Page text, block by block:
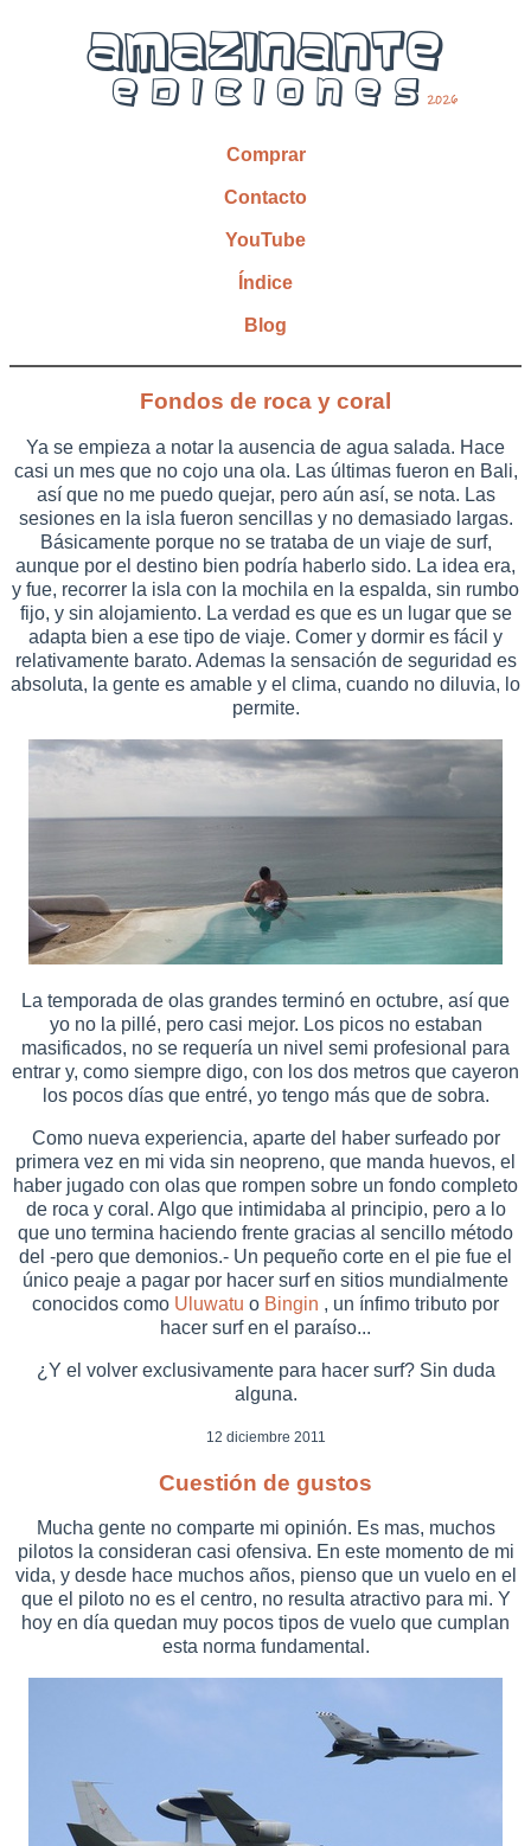
Comprar
Contacto
YouTube
Índice
Blog
Fondos de roca y coral
Ya se empieza a notar la ausencia de agua salada. Hace
casi un mes que no cojo una ola. Las últimas fueron en Bali,
así que no me puedo quejar, pero aún así, se nota. Las
sesiones en la isla fueron sencillas y no demasiado largas.
Básicamente porque no se trataba de un viaje de surf,
aunque por el destino bien podría haberlo sido. La idea era,
y fue, recorrer la isla con la mochila en la espalda, sin rumbo
fijo, y sin alojamiento. La verdad es que es un lugar que se
adapta bien a ese tipo de viaje. Comer y dormir es fácil y
relativamente barato. Ademas la sensación de seguridad es
absoluta, la gente es amable y el clima, cuando no diluvia, lo
permite.
La temporada de olas grandes terminó en octubre, así que
yo no la pillé, pero casi mejor. Los picos no estaban
masificados, no se requería un nivel semi profesional para
entrar y, como siempre digo, con los dos metros que cayeron
los pocos días que entré, yo tengo más que de sobra.
Como nueva experiencia, aparte del haber surfeado por
primera vez en mi vida sin neopreno, que manda huevos, el
haber jugado con olas que rompen sobre un fondo completo
de roca y coral. Algo que intimidaba al principio, pero a lo
que uno termina haciendo frente gracias al sencillo método
del -pero que demonios.- Un pequeño corte en el pie fue el
único peaje a pagar por hacer surf en sitios mundialmente
conocidos como Uluwatu o Bingin , un ínfimo tributo por
hacer surf en el paraíso...
¿Y el volver exclusivamente para hacer surf? Sin duda
alguna.
12 diciembre 2011
Cuestión de gustos
Mucha gente no comparte mi opinión. Es mas, muchos
pilotos la consideran casi ofensiva. En este momento de mi
vida, y desde hace muchos años, pienso que un vuelo en el
que el piloto no es el centro, no resulta atractivo para mi. Y
hoy en día quedan muy pocos tipos de vuelo que cumplan
esta norma fundamental.